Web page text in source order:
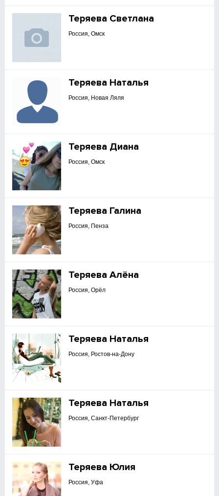
Теряева Светлана
Россия, Омск
Теряева Наталья
Россия, Новая Ляля
Теряева Диана
Россия, Омск
Теряева Галина
Россия, Пенза
Теряева Алёна
Россия, Орёл
Теряева Наталья
Россия, Ростов-на-Дону
Теряева Наталья
Россия, Санкт-Петербург
Теряева Юлия
Россия, Уфа